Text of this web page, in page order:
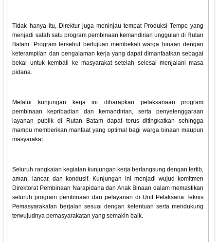
Tidak hanya itu, Direktur juga meninjau tempat Produksi Tempe yang
menjadi salah satu program pembinaan kemandirian unggulan di Rutan
Batam. Program tersebut bertujuan membekali warga binaan dengan
keterampilan dan pengalaman kerja yang dapat dimanfaatkan sebagai
bekal untuk kembali ke masyarakat setelah selesai menjalani masa
pidana.
Melalui kunjungan kerja ini diharapkan pelaksanaan program
pembinaan kepribadian dan kemandirian, serta penyelenggaraan
layanan publik di Rutan Batam dapat terus ditingkatkan sehingga
mampu memberikan manfaat yang optimal bagi warga binaan maupun
masyarakat.
Seluruh rangkaian kegiatan kunjungan kerja berlangsung dengan tertib,
aman, lancar, dan kondusif. Kunjungan ini menjadi wujud komitmen
Direktorat Pembinaan Narapidana dan Anak Binaan dalam memastikan
seluruh program pembinaan dan pelayanan di Unit Pelaksana Teknis
Pemasyarakatan berjalan sesuai dengan ketentuan serta mendukung
terwujudnya pemasyarakatan yang semakin baik.